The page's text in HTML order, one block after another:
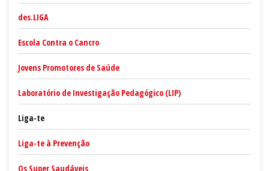
des.LIGA
Escola Contra o Cancro
Jovens Promotores de Saúde
Laboratório de Investigação Pedagógico (LIP)
Liga-te
Liga-te à Prevenção
Os Super Saudáveis